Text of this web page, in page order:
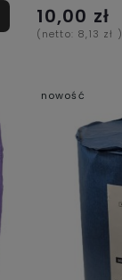
10,00 zł
(netto: 8,13 zł )
nowość